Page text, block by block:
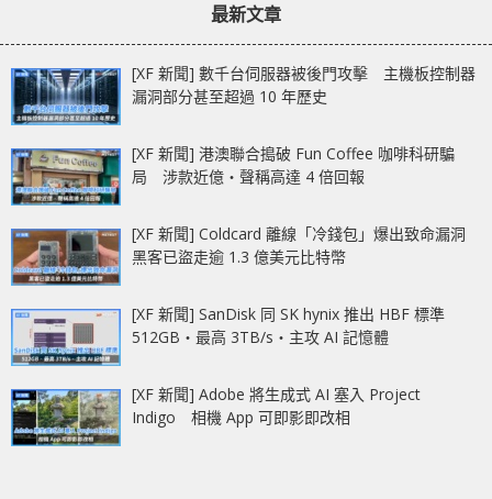
最新文章
[XF 新聞] 數千台伺服器被後門攻擊 主機板控制器
漏洞部分甚至超過 10 年歷史
[XF 新聞] 港澳聯合搗破 Fun Coffee 咖啡科研騙
局 涉款近億‧聲稱高達 4 倍回報
[XF 新聞] Coldcard 離線「冷錢包」爆出致命漏洞
黑客已盜走逾 1.3 億美元比特幣
[XF 新聞] SanDisk 同 SK hynix 推出 HBF 標準
512GB‧最高 3TB/s‧主攻 AI 記憶體
[XF 新聞] Adobe 將生成式 AI 塞入 Project
Indigo 相機 App 可即影即改相